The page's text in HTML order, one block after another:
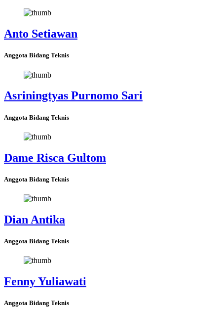
Anto Setiawan
Anggota Bidang Teknis
Asriningtyas Purnomo Sari
Anggota Bidang Teknis
Dame Risca Gultom
Anggota Bidang Teknis
Dian Antika
Anggota Bidang Teknis
Fenny Yuliawati
Anggota Bidang Teknis